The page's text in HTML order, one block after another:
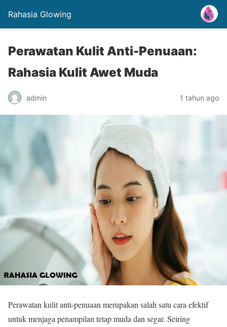
Rahasia Glowing
Perawatan Kulit Anti-Penuaan:
Rahasia Kulit Awet Muda
admin 1 tahun ago
Perawatan kulit anti-penuaan merupakan salah satu cara efektif
untuk menjaga penampilan tetap muda dan segar. Seiring